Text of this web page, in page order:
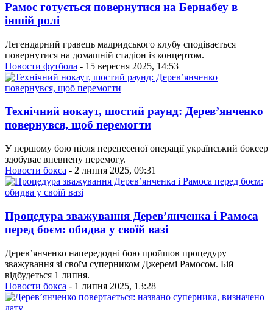
Рамос готується повернутися на Бернабеу в
іншій ролі
Легендарний гравець мадридського клубу сподівається
повернутися на домашній стадіон із концертом.
Новости футбола - 15 вересня 2025, 14:53
Технічний нокаут, шостий раунд: Дерев’янченко
повернувся, щоб перемогти
У першому бою після перенесеної операції український боксер
здобуває впевнену перемогу.
Новости бокса - 2 липня 2025, 09:31
Процедура зважування Дерев’янченка і Рамоса
перед боєм: обидва у своїй вазі
Дерев’янченко напередодні бою пройшов процедуру
зважування зі своїм суперником Джеремі Рамосом. Бій
відбудеться 1 липня.
Новости бокса - 1 липня 2025, 13:28